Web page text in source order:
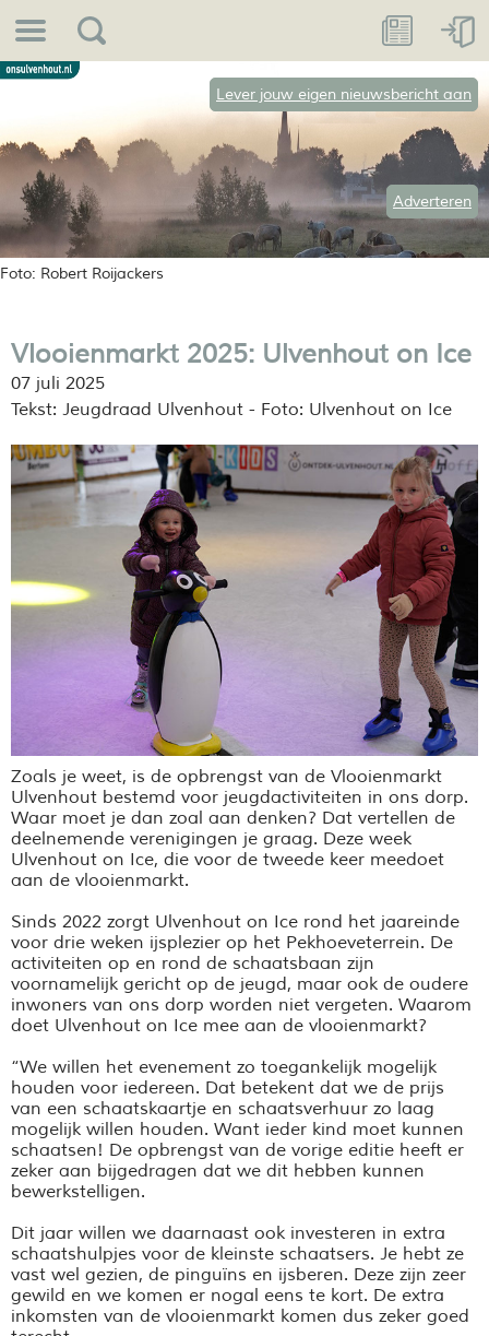
Foto: Robert Roijackers
Lever jouw eigen nieuwsbericht aan
Adverteren
Vlooienmarkt 2025: Ulvenhout on Ice
07 juli 2025
Tekst: Jeugdraad Ulvenhout - Foto: Ulvenhout on Ice
Zoals je weet, is de opbrengst van de Vlooienmarkt
Ulvenhout bestemd voor jeugdactiviteiten in ons dorp.
Waar moet je dan zoal aan denken? Dat vertellen de
deelnemende verenigingen je graag. Deze week
Ulvenhout on Ice, die voor de tweede keer meedoet
aan de vlooienmarkt.
Sinds 2022 zorgt Ulvenhout on Ice rond het jaareinde
voor drie weken ijsplezier op het Pekhoeveterrein. De
activiteiten op en rond de schaatsbaan zijn
voornamelijk gericht op de jeugd, maar ook de oudere
inwoners van ons dorp worden niet vergeten. Waarom
doet Ulvenhout on Ice mee aan de vlooienmarkt?
“We willen het evenement zo toegankelijk mogelijk
houden voor iedereen. Dat betekent dat we de prijs
van een schaatskaartje en schaatsverhuur zo laag
mogelijk willen houden. Want ieder kind moet kunnen
schaatsen! De opbrengst van de vorige editie heeft er
zeker aan bijgedragen dat we dit hebben kunnen
bewerkstelligen.
Dit jaar willen we daarnaast ook investeren in extra
schaatshulpjes voor de kleinste schaatsers. Je hebt ze
vast wel gezien, de pinguïns en ijsberen. Deze zijn zeer
gewild en we komen er nogal eens te kort. De extra
inkomsten van de vlooienmarkt komen dus zeker goed